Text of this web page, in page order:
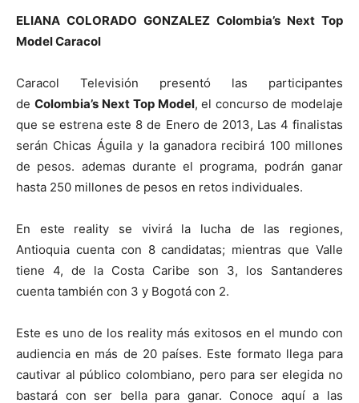
ELIANA COLORADO GONZALEZ Colombia’s Next Top
Model Caracol
Caracol Televisión presentó las participantes
de Colombia’s Next Top Model, el concurso de modelaje
que se estrena este 8 de Enero de 2013, Las 4 finalistas
serán Chicas Águila y la ganadora recibirá 100 millones
de pesos. ademas durante el programa, podrán ganar
hasta 250 millones de pesos en retos individuales.
En este reality se vivirá la lucha de las regiones,
Antioquia cuenta con 8 candidatas; mientras que Valle
tiene 4, de la Costa Caribe son 3, los Santanderes
cuenta también con 3 y Bogotá con 2.
Este es uno de los reality más exitosos en el mundo con
audiencia en más de 20 países. Este formato llega para
cautivar al público colombiano, pero para ser elegida no
bastará con ser bella para ganar. Conoce aquí a las